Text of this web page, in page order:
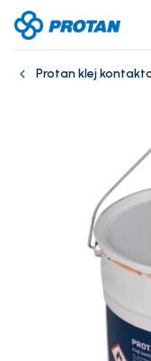
Protan klej